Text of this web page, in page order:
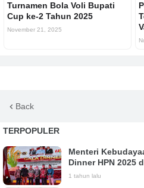
Turnamen Bola Voli Bupati
Cup ke-2 Tahun 2025
November 21, 2025
Back
TERPOPULER
Menteri
Dinner HPN 2025
1 tahun lalu